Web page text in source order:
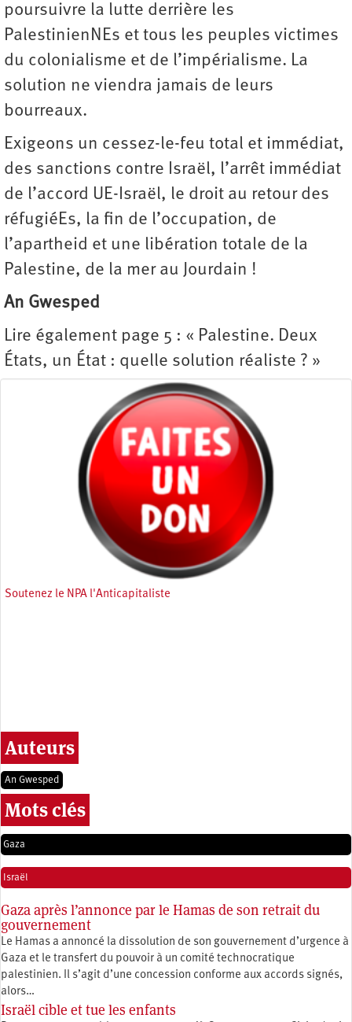
poursuivre la lutte derrière les
PalestinienNEs et tous les peuples victimes
du colonialisme et de l’impérialisme. La
solution ne viendra jamais de leurs
bourreaux.
Exigeons un cessez-le-feu total et immédiat,
des sanctions contre Israël, l’arrêt immédiat
de l’accord UE-Israël, le droit au retour des
réfugiéEs, la fin de l’occupation, de
l’apartheid et une libération totale de la
Palestine, de la mer au Jourdain !
An Gwesped
Lire également page 5 : « Palestine. Deux
États, un État : quelle solution réaliste ? »
Soutenez le NPA l'Anticapitaliste
Auteurs
An Gwesped
Mots clés
Gaza
Israël
Gaza après l’annonce par le Hamas de son retrait du
gouvernement
Le Hamas a annoncé la dissolution de son gouvernement d’urgence à
Gaza et le transfert du pouvoir à un comité technocratique
palestinien. Il s’agit d’une concession conforme aux accords signés,
alors…
Israël cible et tue les enfants